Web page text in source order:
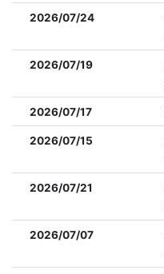
2026/07/24
2026/07/19
2026/07/17
2026/07/15
2026/07/21
2026/07/07